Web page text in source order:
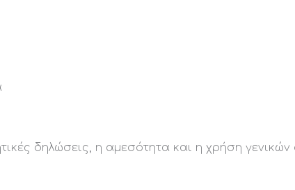
δηλώσεις, η αμεσότητα και η χρήση